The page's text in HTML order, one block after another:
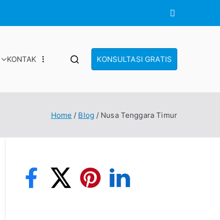
KONTAK KONSULTASI GRATIS
Home Blog Nusa Tenggara Timur